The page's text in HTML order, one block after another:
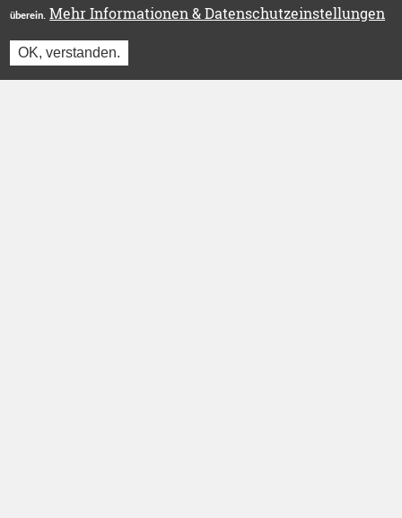
überein. Mehr Informationen & Datenschutzeinstellungen
OK, verstanden.